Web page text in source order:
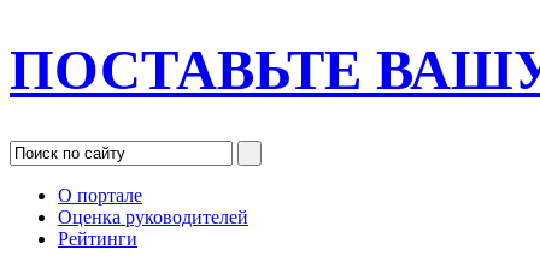
ПОСТАВЬТЕ
О портале
Оценка руководителей
Рейтинги